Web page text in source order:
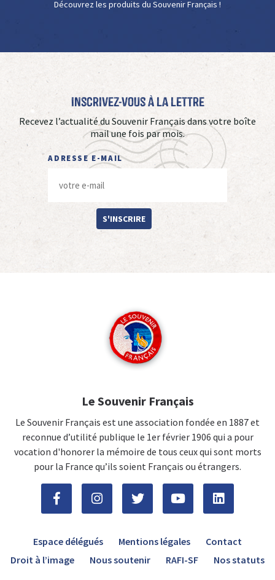
Découvrez les produits du Souvenir Français !
Inscrivez-vous à La Lettre
Recevez l’actualité du Souvenir Français dans votre boîte
mail une fois par mois.
ADRESSE E-MAIL
S'INSCRIRE
Le Souvenir Français
Le Souvenir Français est une association fondée en 1887 et
reconnue d’utilité publique le 1er février 1906 qui a pour
vocation d'honorer la mémoire de tous ceux qui sont morts
pour la France qu’ils soient Français ou étrangers.
Espace délégués Mentions légales
Contact
Droit à l’image
Nous soutenir RAFI-SF Nos statuts